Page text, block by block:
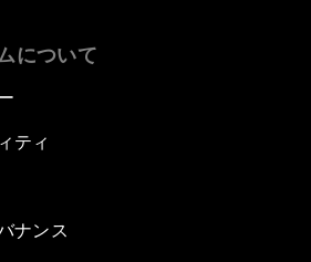
について
ティ
ナンス